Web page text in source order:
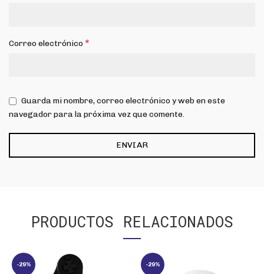
Correo electrónico*
Guarda mi nombre, correo electrónico y web en este
navegador para la próxima vez que comente.
PRODUCTOS RELACIONADOS
-29% -29%